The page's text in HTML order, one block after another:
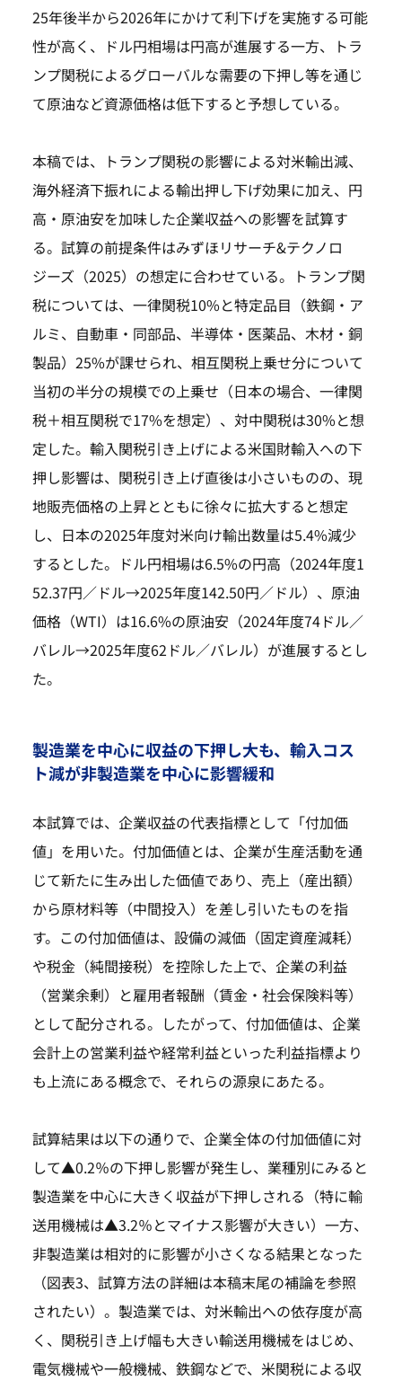
25年後半から2026年にかけて利下げを実施する可能
性が高く、ドル円相場は円高が進展する一方、トラ
ンプ関税によるグローバルな需要の下押し等を通じ
て原油など資源価格は低下すると予想している。
本稿では、トランプ関税の影響による対米輸出減、
海外経済下振れによる輸出押し下げ効果に加え、円
高・原油安を加味した企業収益への影響を試算す
る。試算の前提条件はみずほリサーチ&テクノロ
ジーズ（2025）の想定に合わせている。トランプ関
税については、一律関税10%と特定品目（鉄鋼・ア
ルミ、自動車・同部品、半導体・医薬品、木材・銅
製品）25%が課せられ、相互関税上乗せ分について
当初の半分の規模での上乗せ（日本の場合、一律関
税＋相互関税で17%を想定）、対中関税は30%と想
定した。輸入関税引き上げによる米国財輸入への下
押し影響は、関税引き上げ直後は小さいものの、現
地販売価格の上昇とともに徐々に拡大すると想定
し、日本の2025年度対米向け輸出数量は5.4%減少
するとした。ドル円相場は6.5%の円高（2024年度1
52.37円／ドル→2025年度142.50円／ドル）、原油
価格（WTI）は16.6%の原油安（2024年度74ドル／
バレル→2025年度62ドル／バレル）が進展するとし
た。
製造業を中心に収益の下押し大も、輸入コス
ト減が非製造業を中心に影響緩和
本試算では、企業収益の代表指標として「付加価
値」を用いた。付加価値とは、企業が生産活動を通
じて新たに生み出した価値であり、売上（産出額）
から原材料等（中間投入）を差し引いたものを指
す。この付加価値は、設備の減価（固定資産減耗）
や税金（純間接税）を控除した上で、企業の利益
（営業余剰）と雇用者報酬（賃金・社会保険料等）
として配分される。したがって、付加価値は、企業
会計上の営業利益や経常利益といった利益指標より
も上流にある概念で、それらの源泉にあたる。
試算結果は以下の通りで、企業全体の付加価値に対
して▲0.2％の下押し影響が発生し、業種別にみると
製造業を中心に大きく収益が下押しされる（特に輸
送用機械は▲3.2％とマイナス影響が大きい）一方、
非製造業は相対的に影響が小さくなる結果となった
（図表3、試算方法の詳細は本稿末尾の補論を参照
されたい）。製造業では、対米輸出への依存度が高
く、関税引き上げ幅も大きい輸送用機械をはじめ、
電気機械や一般機械、鉄鋼などで、米関税による収